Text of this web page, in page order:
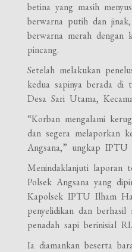
betina yang masih
berwarna putih dan
berwarna merah dengan
pincang.
Setelah melakukan
kedua sapinya berada di
Desa Sari Utama,
“Korban mengalami
dan segera melaporkan
Angsana,” ungkap IPTU
Menindaklanjuti laporan
Polsek Angsana yang
Kapolsek IPTU Ilham
penyelidikan dan berhasil
penadah sapi berinisial RI.
Ia diamankan beserta